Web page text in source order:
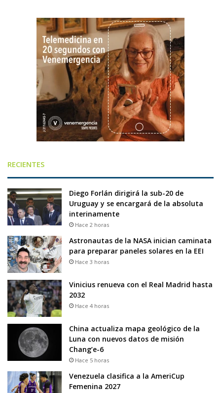
RECIENTES
Diego Forlán dirigirá la sub-20 de
Uruguay y se encargará de la absoluta
interinamente
Hace 2 horas
Astronautas de la NASA inician caminata
para preparar paneles solares en la EEI
Hace 3 horas
Vinicius renueva con el Real Madrid hasta
2032
Hace 4 horas
China actualiza mapa geológico de la
Luna con nuevos datos de misión
Chang’e-6
Hace 5 horas
Venezuela clasifica a la AmeriCup
Femenina 2027